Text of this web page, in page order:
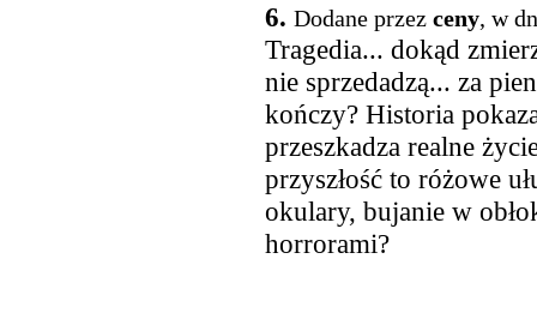
6. Dodane przez ceny, w
Tragedia... dokąd
nie sprzedadzą... za
kończy? Historia
przeszkadza realne
przyszłość to różowe
okulary, bujanie w
horrorami?